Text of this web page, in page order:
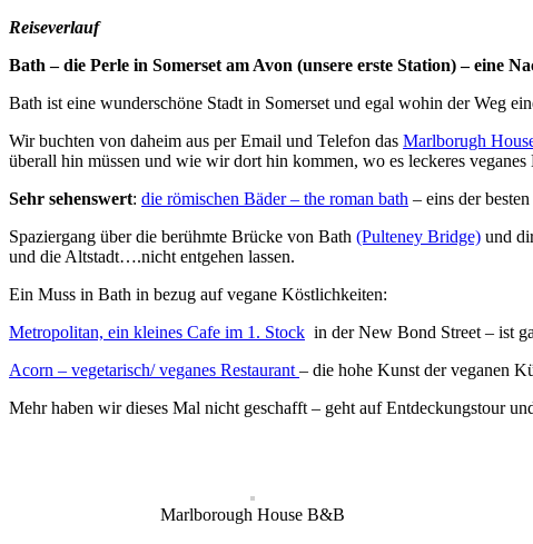
Reiseverlauf
Bath – die Perle in Somerset am Avon (unsere erste Station) – eine
Bath ist eine wunderschöne Stadt in Somerset und egal wohin der Weg
Wir buchten von daheim aus per Email und Telefon das Marlborugh
überall hin müssen und wie wir dort hin kommen, wo es leckeres
Sehr sehenswert: die römischen Bäder – the roman bath – eins der
Spaziergang über die berühmte Brücke von Bath (Pulteney Bridge) und
und die Altstadt….nicht entgehen lassen.
Ein Muss in Bath in bezug auf vegane Köstlichkeiten:
Metropolitan, ein kleines Cafe im 1. Stock in der New Bond Street – ist
Acorn – vegetarisch/ veganes Restaurant – die hohe Kunst der veganen
Mehr haben wir dieses Mal nicht geschafft – geht auf Entdeckungstour
Marlborough House B&B